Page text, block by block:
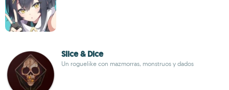
Slice & Dice
Un roguelike con mazmorras, monstruos y dados